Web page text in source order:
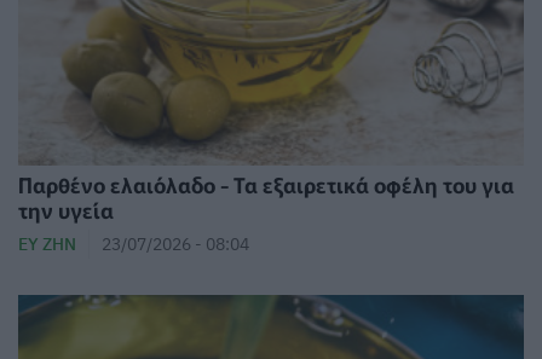
Παρθένο ελαιόλαδο - Τα εξαιρετικά οφέλη του για
την υγεία
ΕΥ ΖΗΝ 23/07/2026 - 08:04